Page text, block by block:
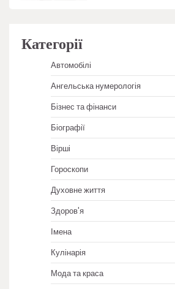
Категорії
Автомобілі
Ангельська нумерологія
Бізнес та фінанси
Біографії
Вірші
Гороскопи
Духовне життя
Здоров'я
Імена
Кулінарія
Мода та краса